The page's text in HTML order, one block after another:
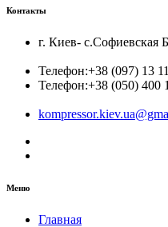
Контакты
г. Киев- с.Софиевская
Телефон:+38 (097) 13
Телефон:+38 (050) 400
Меню
Главная